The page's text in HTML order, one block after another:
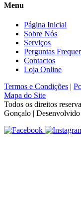
Menu
Página Inicial
Sobre Nós
Serviços
Perguntas
Contactos
Loja Online
Termos e Condições |
Mapa do Site
Todos os direitos
Gonçalo |